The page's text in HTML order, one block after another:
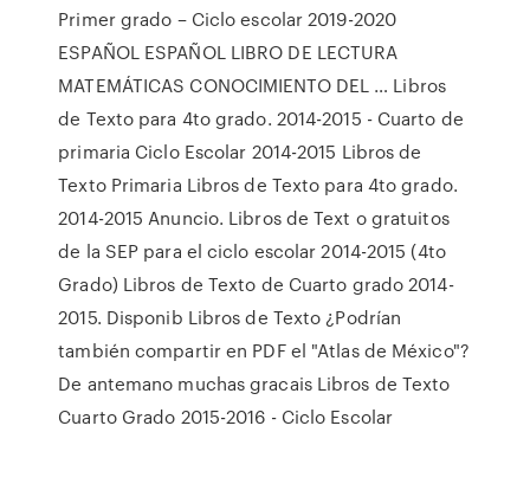
Primer grado – Ciclo escolar 2019-2020
ESPAÑOL ESPAÑOL LIBRO DE LECTURA
MATEMÁTICAS CONOCIMIENTO DEL … Libros
de Texto para 4to grado. 2014-2015 - Cuarto de
primaria Ciclo Escolar 2014-2015 Libros de
Texto Primaria Libros de Texto para 4to grado.
2014-2015 Anuncio. Libros de Text o gratuitos
de la SEP para el ciclo escolar 2014-2015 (4to
Grado) Libros de Texto de Cuarto grado 2014-
2015. Disponib Libros de Texto ¿Podrían
también compartir en PDF el "Atlas de México"?
De antemano muchas gracais Libros de Texto
Cuarto Grado 2015-2016 - Ciclo Escolar